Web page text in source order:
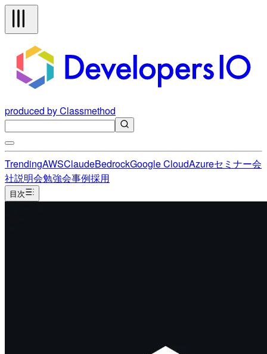
produced by Classmethod
TrendingAWSClaudeBedrockGoogle CloudAzureセミナー会
社説明会勉強会事例採用
目次